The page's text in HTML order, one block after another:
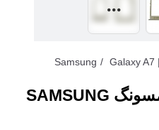
/ Galaxy A7
خشاب سیم کارت سامسونگ SAMSUNG